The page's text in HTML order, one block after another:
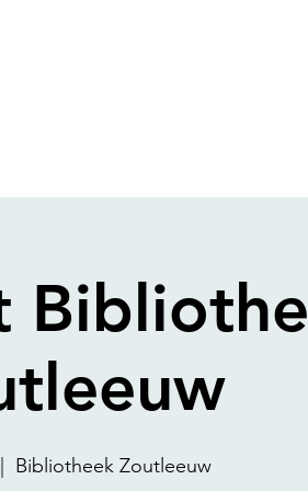
Bibliotheek Zoutleeuw